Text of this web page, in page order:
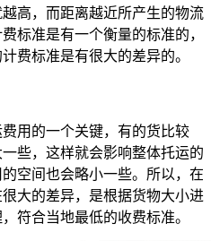
高，而距离越近所产生的物流
标准是有一个衡量的标准的，
费标准是有很大的差异的。
用的一个关键，有的货比较
些，这样就会影响整体托运的
空间也会略小一些。所以，在
大的差异，是根据货物大小进
符合当地最低的收费标准。